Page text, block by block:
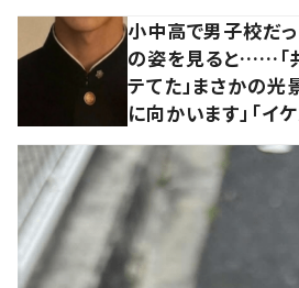
小中高で男子校だ
の姿を見ると……「
テてた」まさかの光
に向かいます」「イ